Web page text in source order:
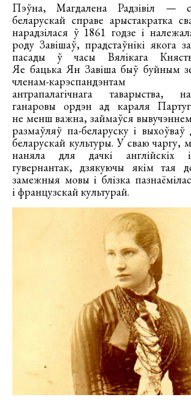
Пэўна, Магдалена Радзівіл —
беларускай справе арыстакратка
нарадзілася ў 1861 годзе і
роду Завішаў, прадстаўнікі якога
пасады ў часы Вялікага
Яе бацька Ян Завіша быў буйным
членам-карэспандэнтам
антрапалагічнага таварыства,
ганаровы ордэн ад караля
не менш важна, займаўся
размаўляў па-беларуску і выхоўваў
беларускай культуры. У сваю чаргу,
наняла для дачкі англійскіх
гувернантак, дзякуючы якім тая
замежныя мовы і блізка
і французскай культурай.